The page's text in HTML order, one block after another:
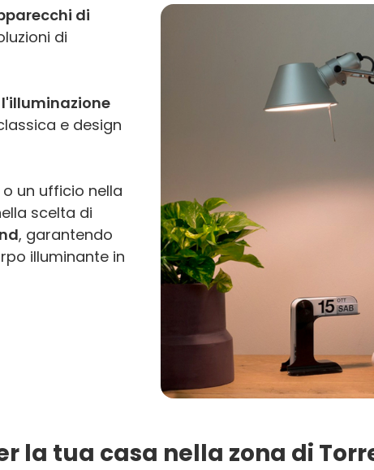
di
di
l'illuminazione
e design
un ufficio nella
scelta di
, garantendo
illuminante in
la tua casa nella zona di